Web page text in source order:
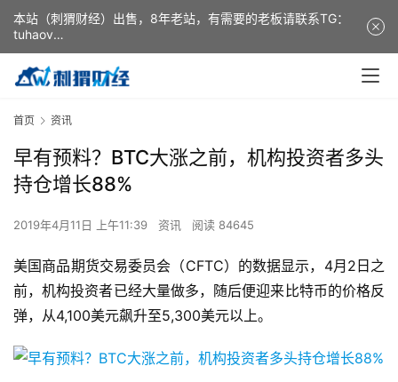
首页 资讯
早有预料？BTC大涨之前，机构投资者多头
持仓增长88%
2019年4月11日 上午11:39 资讯 阅读 84645
美国商品期货交易委员会（CFTC）的数据显示，4月2日之
前，机构投资者已经大量做多，随后便迎来比特币的价格反
弹，从4,100美元飙升至5,300美元以上。
本站（刺猬财经）出售，8年老站，有需要的老板请联系TG：
tuhaov
This website (ciweicaijing) is for sale. It is a 8-year-old
website. If you need it, please contact TG: tuhaov